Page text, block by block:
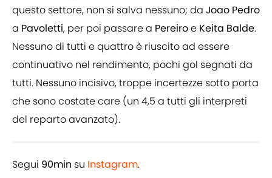
questo settore, non si salva nessuno; da Joao Pedro
a Pavoletti, per poi passare a Pereiroe Keita Balde.
Nessuno di tutti e quattro è riuscito ad essere
continuativo nel rendimento, pochi gol segnati da
tutti. Nessuno incisivo, troppe incertezze sotto porta
che sono costate care (un 4,5 a tutti gli interpreti
del reparto avanzato).
Segui 90min su Instagram.